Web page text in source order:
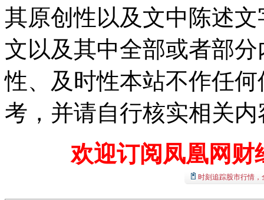
其原创性以及文中陈述
文以及其中全部或者部
性、及时性本站不作任
考，并请自行核实相关内
欢迎订阅凤凰网财
时刻追踪股市行情